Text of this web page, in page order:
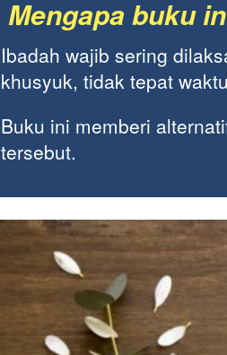
Mengapa buku
Ibadah wajib sering
khusyuk, tidak tepat
Buku ini memberi
tersebut.